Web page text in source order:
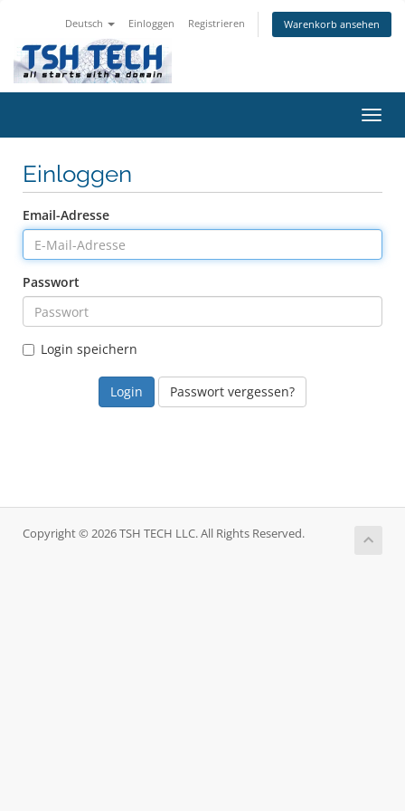
Deutsch Einloggen Registrieren Warenkorb ansehen
ein-/
Einloggen
Email-Adresse
Passwort
Login speichern
Passwort vergessen?
Copyright © 2026 TSH TECH LLC. All Rights Reserved.